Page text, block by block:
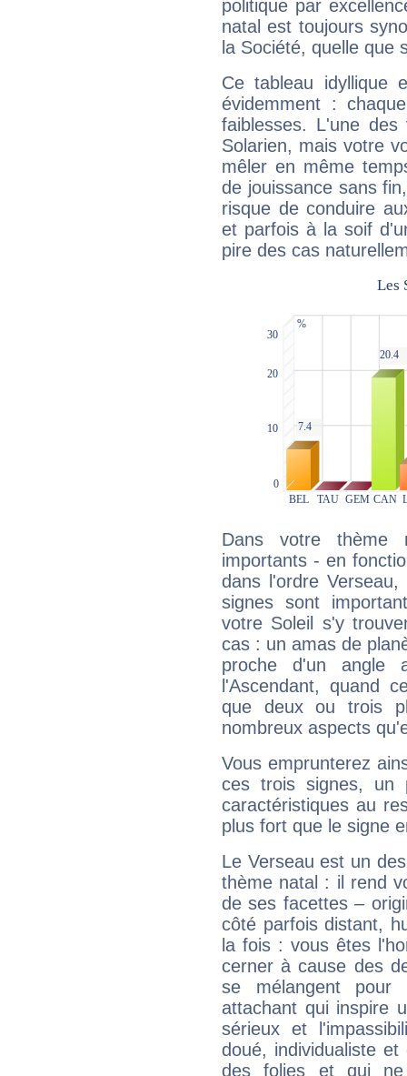
politique par
natal est toujours
la Société, quelle que
Ce tableau idyllique
évidemment :
faiblesses. L'une
Solarien, mais votre
mêler en même
de jouissance sans
risque de conduire
et parfois à la soif
pire des cas
Dans votre thème
importants - en
dans l'ordre
signes sont
votre Soleil s'y
cas : un amas de
proche d'un
l'Ascendant, quand
que deux ou trois
nombreux aspects
Vous emprunterez
ces trois signes, un
caractéristiques au
plus fort que le signe
Le Verseau est un
thème natal : il rend
de ses facettes –
côté parfois distant,
la fois : vous êtes
cerner à cause des
se mélangent
attachant qui inspire
sérieux et
doué, individualiste
des folies et qui